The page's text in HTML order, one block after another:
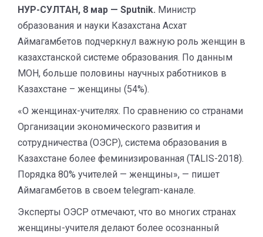
НУР-СУЛТАН, 8 мар — Sputnik. Министр
образования и науки Казахстана Асхат
Аймагамбетов подчеркнул важную роль женщин в
казахстанской системе образования. По данным
МОН, больше половины научных работников в
Казахстане – женщины (54%).
«О женщинах-учителях. По сравнению со странами
Организации экономического развития и
сотрудничества (ОЭСР), система образования в
Казахстане более феминизированная (TALIS-2018).
Порядка 80% учителей — женщины», — пишет
Аймагамбетов в своем telegram-канале.
Эксперты ОЭСР отмечают, что во многих странах
женщины-учителя делают более осознанный